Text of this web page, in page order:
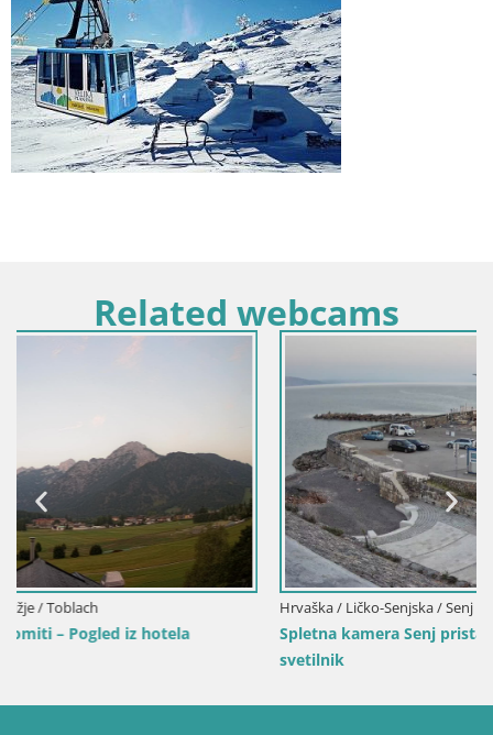
Related webcams
Hrvaška / Ličko-Senjska / Senj
Spletna kamera Senj pristanišče – Pogled na valobran in